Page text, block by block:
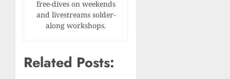
free-dives on weekends
and livestreams solder-
along workshops.
Related Posts: